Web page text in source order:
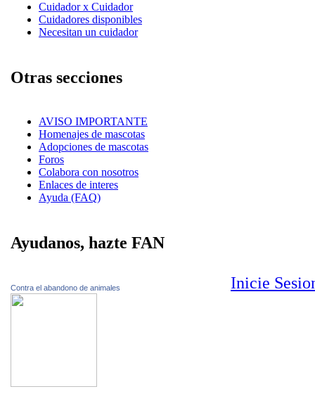
Cuidador x Cuidador
Cuidadores disponibles
Necesitan un cuidador
Otras secciones
AVISO IMPORTANTE
Homenajes de mascotas
Adopciones de mascotas
Foros
Colabora con nosotros
Enlaces de interes
Ayuda (FAQ)
Ayudanos, hazte FAN
Contra el abandono de animales Inicie